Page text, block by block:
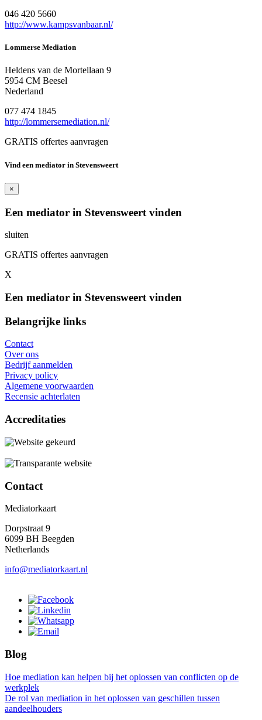
046 420 5660
http://www.kampsvanbaar.nl/
Lommerse Mediation
Heldens van de Mortellaan 9
5954 CM Beesel
Nederland
077 474 1845
http://lommersemediation.nl/
GRATIS offertes aanvragen
Vind een mediator in Stevensweert
×
Een mediator in Stevensweert vinden
sluiten
GRATIS offertes aanvragen
X
Een mediator in Stevensweert vinden
Belangrijke links
Contact
Over ons
Bedrijf aanmelden
Privacy policy
Algemene voorwaarden
Recensie achterlaten
Accreditaties
Contact
Mediatorkaart
Dorpstraat 9
6099 BH Beegden
Netherlands
info@mediatorkaart.nl
Blog
Hoe mediation kan helpen bij het oplossen van conflicten op de
werkplek
De rol van mediation in het oplossen van geschillen tussen
aandeelhouders